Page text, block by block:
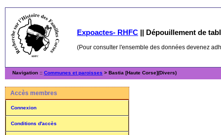
Expoactes- RHFC || Dépouillement de
(Pour consulter l'ensemble des données devenez
Navigation :: Communes et paroisses > Bastia [Haute Corse](Divers)
Accès membres
Connexion
Conditions d'accès